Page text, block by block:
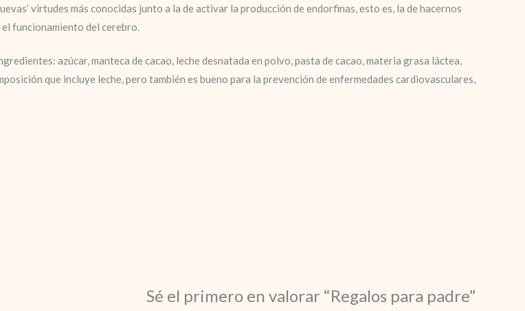
virtudes más conocidas junto a la de activar la producción de endorfinas, esto es, la de hacernos
funcionamiento del cerebro.
azúcar, manteca de cacao, leche desnatada en polvo, pasta de cacao, materia grasa láctea,
que incluye leche, pero también es bueno para la prevención de enfermedades cardiovasculares,
Sé el primero en valorar “Regalos para padre”